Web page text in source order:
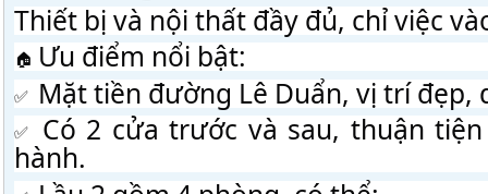
Thiết bị và nội thất đầy đủ, chỉ việc
Ưu điểm nổi bật:
Mặt tiền đường Lê Duẩn, vị trí đẹp,
Có 2 cửa trước và sau, thuận
hành.